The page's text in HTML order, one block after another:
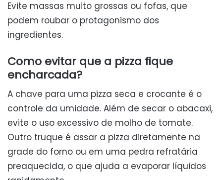
Evite massas muito grossas ou fofas, que
podem roubar o protagonismo dos
ingredientes.
Como evitar que a pizza fique
encharcada?
A chave para uma pizza seca e crocante é o
controle da umidade. Além de secar o abacaxi,
evite o uso excessivo de molho de tomate.
Outro truque é assar a pizza diretamente na
grade do forno ou em uma pedra refratária
preaquecida, o que ajuda a evaporar líquidos